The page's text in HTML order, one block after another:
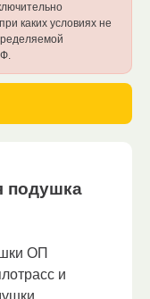
каких условиях не
подушка
ОП
и